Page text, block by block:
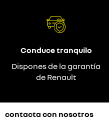
Conduce tranquilo
Dispones de la garantía
de Renault
contacta con nosotros